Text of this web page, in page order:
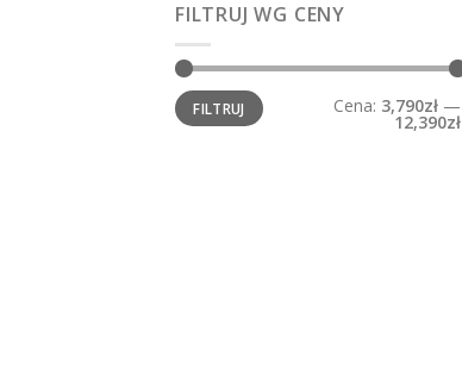
FILTRUJ WG CENY
Cena
min.
Cena
maks.FILTRUJ Cena: 3,790zł —
12,390zł